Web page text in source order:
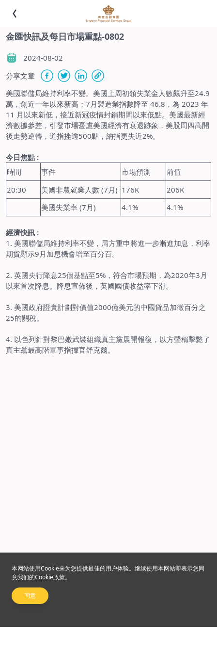
金匯快訊及每日市場重點-0802
2024-08-02
分享文章
美國聯儲局維持利率不變。美國上周初領失業金人數飆升至24.9
萬，創近一年以來新高；7月製造業指數降至 46.8，為 2023 年
11 月以來新低，接近新冠疫情封鎖期間以來低點。美國最新經
濟數據參差，引發市場憂慮美國經濟有衰退跡象，美股周四高開
後走勢逆轉，道指挫逾500點，納指更失近2%。
今日焦點 :
時間
事件 市場預測
前值
20:30
美國非農就業人數 (7月) 176K
206K
美國失業率 (7月)
4.1% 4.1%
經濟快訊 :
1. 美國聯儲局維持利率不變，局方重申將進一步漸進加息，利率
期貨顯示9月加息機會增至百分百。
2. 英國央行降息25個基點至5%，符合市場預期，為2020年3月
以來首次降息。 降息宣佈後，英國國債收益率下滑。
3. 美國政府證實計劃對價值2000億美元的中國貨品加徵百分之
25的關稅。
4. 以色列針對黎巴嫩武裝組織真主黨展開報復，以方聲稱擊斃了
真主黨最高階軍事指揮官舒克爾。
本网站使用Cookie来为您提供最佳的用户体验。继续使用本网站即表示您同
意我们的Cookie政策。
同意